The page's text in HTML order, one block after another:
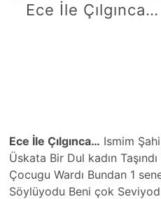
Ece İle Çılgınca…
Ece İle Çılgınca… Ismim
Üskata Bir Dul kadın
Çocugu Wardı Bundan 1
Söylüyodu Beni çok